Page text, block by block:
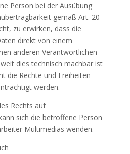
Person bei der Ausübung
gemäß Art. 20
zu erwirken, dass die
direkt von einem
anderen Verantwortlichen
dies technisch machbar ist
die Rechte und Freiheiten
werden.
Rechts auf
sich die betroffene Person
Multimedias wenden.